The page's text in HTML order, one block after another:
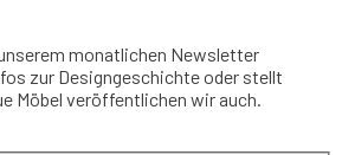
monatlichen Newsletter
zur Designgeschichte oder stellt
Möbel veröffentlichen wir auch.